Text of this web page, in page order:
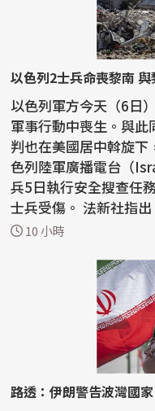
以色列2士兵命喪黎南
以色列軍方今天（6日
軍事行動中喪生。與
判也在美國居中斡旋下，持續
色列陸軍廣播電台（
兵5日執行安全搜查任
士兵受傷。 法新社指出，這是自6月28日以來，以色列
首...10 小時
路透：伊朗警告波灣國